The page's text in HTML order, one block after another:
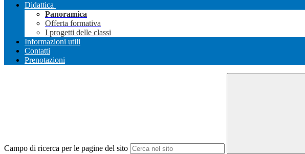
Didattica
Panoramica
Offerta formativa
I progetti delle classi
Informazioni utili
Contatti
Prenotazioni
Campo di ricerca per le pagine del sito